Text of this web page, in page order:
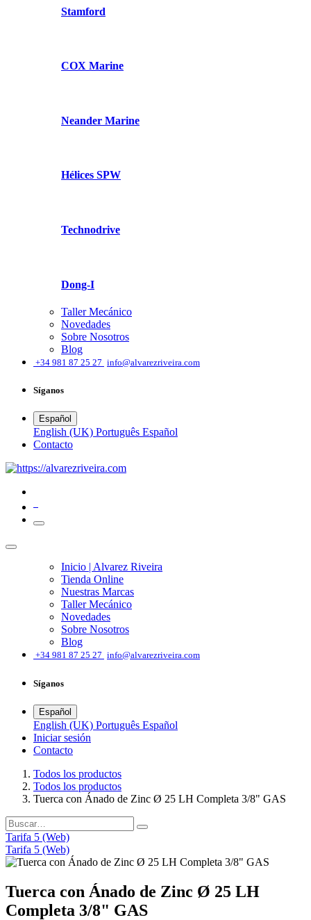
Stamford
COX Marine
Neander Marine
Hélices SPW
Technodrive
Dong-I
Taller Mecánico
Novedades
Sobre Nosotros
Blog
+34 981 87 25 27 info@alvarezriveira.com
Síganos
Español
English (UK) Português Español
​Contacto
Inicio | Alvarez Riveira
Tienda Online
Nuestras Marcas
Taller Mecánico
Novedades
Sobre Nosotros
Blog
+34 981 87 25 27 info@alvarezriveira.com
Síganos
Español
English (UK) Português Español
Iniciar sesión
​Contacto
Todos los productos
Todos los productos
Tuerca con Ánado de Zinc Ø 25 LH Completa 3/8" GAS
Tarifa 5 (Web)
Tarifa 5 (Web)
Tuerca con Ánado de Zinc Ø 25 LH
Completa 3/8" GAS